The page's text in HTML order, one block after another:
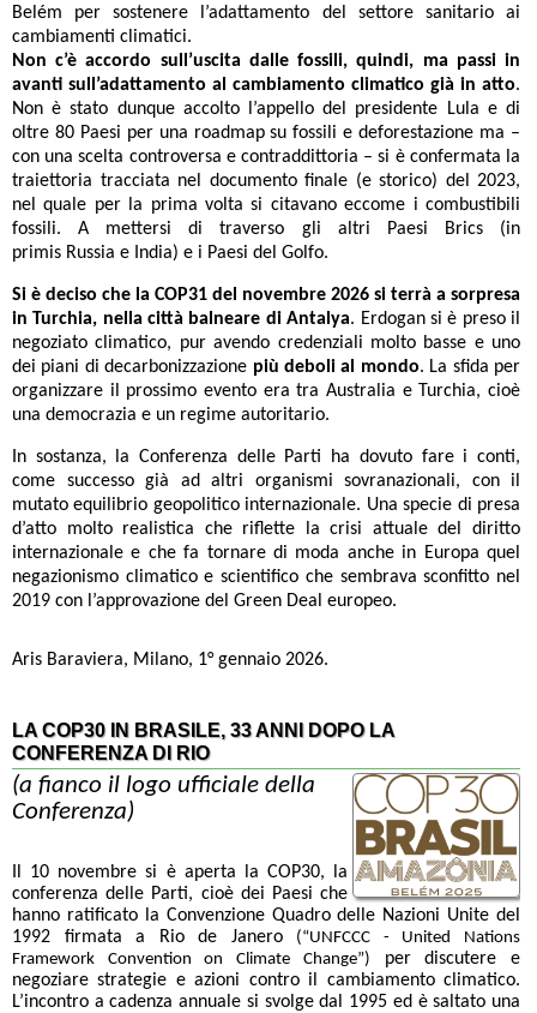
Belém per sostenere l’adattamento del settore sanitario ai
cambiamenti climatici.
Non c’è accordo sull’uscita dalle fossili, quindi, ma passi in
avanti sull’adattamento al cambiamento climatico già in atto.
Non è stato dunque accolto l’appello del presidente Lula e di
oltre 80 Paesi per una roadmap su fossili e deforestazione ma –
con una scelta controversa e contraddittoria – si è confermata la
traiettoria tracciata nel documento finale (e storico) del 2023,
nel quale per la prima volta si citavano eccome i combustibili
fossili. A mettersi di traverso gli altri Paesi Brics (in
primis Russia e India) e i Paesi del Golfo.
Si è deciso che la COP31 del novembre 2026 si terrà a sorpresa
in Turchia, nella città balneare di Antalya. Erdogan si è preso il
negoziato climatico, pur avendo credenziali molto basse e uno
dei piani di decarbonizzazione più deboli al mondo. La sfida per
organizzare il prossimo evento era tra Australia e Turchia, cioè
una democrazia e un regime autoritario.
In sostanza, la Conferenza delle Parti ha dovuto fare i conti,
come successo già ad altri organismi sovranazionali, con il
mutato equilibrio geopolitico internazionale. Una specie di presa
d’atto molto realistica che riflette la crisi attuale del diritto
internazionale e che fa tornare di moda anche in Europa quel
negazionismo climatico e scientifico che sembrava sconfitto nel
2019 con l’approvazione del Green Deal europeo.
Aris Baraviera, Milano, 1° gennaio 2026.
LA COP30 IN BRASILE, 33 ANNI DOPO LA
CONFERENZA DI RIO
(a fianco il logo ufficiale della
Conferenza)
Il 10 novembre si è aperta la COP30, la
conferenza delle Parti, cioè dei Paesi che
hanno ratificato la Convenzione Quadro delle Nazioni Unite del
1992 firmata a Rio de Janero (“UNFCCC - United Nations
Framework Convention on Climate Change”) per discutere e
negoziare strategie e azioni contro il cambiamento climatico.
L’incontro a cadenza annuale si svolge dal 1995 ed è saltato una